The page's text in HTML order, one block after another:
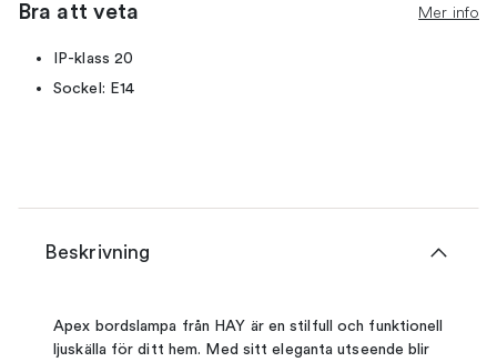
Bra att veta Mer info
IP-klass 20
Sockel: E14
Beskrivning
Apex bordslampa från HAY är en stilfull och funktionell
ljuskälla för ditt hem. Med sitt eleganta utseende blir